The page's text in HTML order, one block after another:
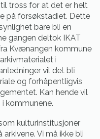
tross for at det er helt
på forsøkstadiet. Dette
bare bli en
gangen deltok IKAT
Kvænangen kommune
i
vil det bli
og forhåpentligvis
Kan hende vil
kommunene.
kulturinstitusjoner
Vi må ikke bli